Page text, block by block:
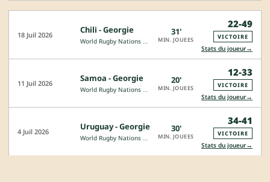
18 Juil 2026 Chili - Georgie
World Rugby Nations Cup
31'
MIN. JOUEES
22-49
VICTOIRE
Stats du joueur→
11 Juil 2026 Samoa - Georgie
World Rugby Nations Cup
20'
MIN. JOUEES
12-33
VICTOIRE
Stats du joueur→
4 Juil 2026 Uruguay - Georgie
World Rugby Nations Cup
30'
MIN. JOUEES
34-41
VICTOIRE
Stats du joueur→